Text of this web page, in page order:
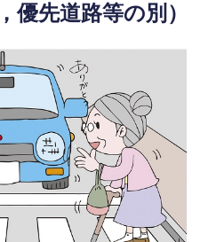
優先道路等の別）